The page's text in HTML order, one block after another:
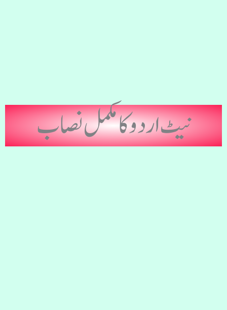
نیٹ اردو کا مکمل نصاب